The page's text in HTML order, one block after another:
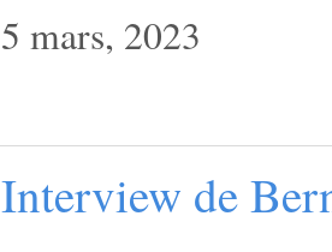
5 mars, 2023
Interview de